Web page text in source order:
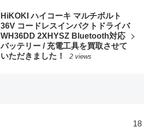
HiKOKI ハイコーキ マルチボルト
36V コードレスインパクトドライバ
WH36DD 2XHYSZ Bluetooth対応
バッテリー / 充電工具を買取させて
いただきました！
2 views
18